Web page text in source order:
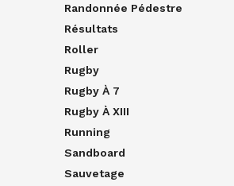
Randonnée Pédestre
Résultats
Roller
Rugby
Rugby À 7
Rugby À XIII
Running
Sandboard
Sauvetage